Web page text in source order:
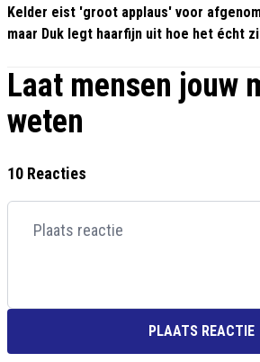
Kelder eist 'groot applaus' voor
maar Duk legt haarfijn uit hoe het écht
Laat mensen jouw
weten
10 Reacties
PLAATS REACTIE